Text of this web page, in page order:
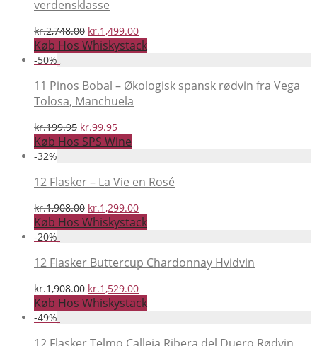
verdensklasse
kr.2,748.00 Den
oprindelige
pris
kr.2,748.00.
kr.1,499.00Den
aktuelle
pris
kr.1,499.00.
Køb Hos Whiskystack
-50%
11 Pinos Bobal – Økologisk spansk rødvin fra Vega
Tolosa, Manchuela
kr.199.95 Den
oprindelige
pris
kr.199.95.
kr.99.95Den
aktuelle
pris
kr.99.95.
Køb Hos SPS Wine
-32%
12 Flasker – La Vie en Rosé
kr.1,908.00 Den
oprindelige
pris
kr.1,908.00.
kr.1,299.00Den
aktuelle
pris
kr.1,299.00.
Køb Hos Whiskystack
-20%
12 Flasker Buttercup Chardonnay Hvidvin
kr.1,908.00 Den
oprindelige
pris
kr.1,908.00.
kr.1,529.00Den
aktuelle
pris
kr.1,529.00.
Køb Hos Whiskystack
-49%